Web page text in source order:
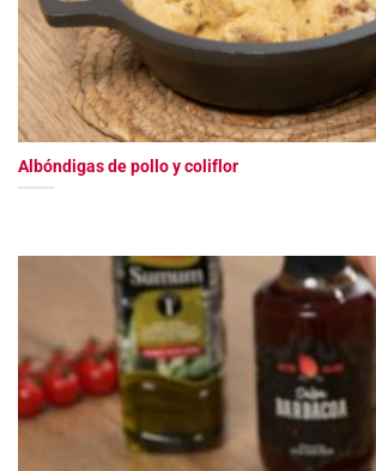
Albóndigas de pollo y coliflor